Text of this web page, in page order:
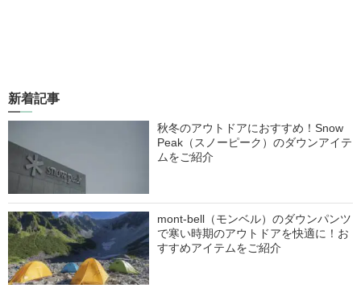
新着記事
秋冬のアウトドアにおすすめ！Snow
Peak（スノーピーク）のダウンアイテ
ムをご紹介
mont-bell（モンベル）のダウンパンツ
で寒い時期のアウトドアを快適に！お
すすめアイテムをご紹介